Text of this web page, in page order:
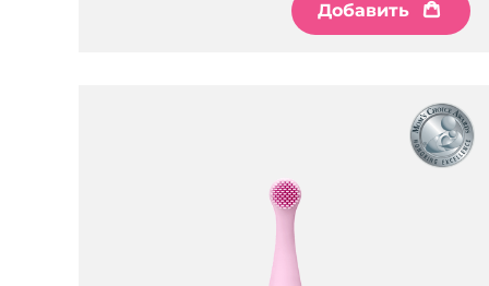
Добавить